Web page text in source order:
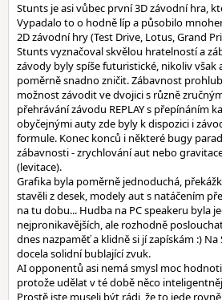
Stunts je asi vůbec první 3D závodní hra,
Vypadalo to o hodně líp a působilo
2D závodní hry (Test Drive, Lotus, Grand
Stunts vyznačoval skvělou hratelností a
závody byly spíše futuristické, nikoliv však
poměrně snadno zničit. Zábavnost
možnost závodit ve dvojici s různě
přehrávání závodu REPLAY s přepínáním
obyčejnými auty zde byly k dispozici i
formule. Konec konců i některé bugy
zábavnosti - zrychlování aut nebo
(levitace).
Grafika byla poměrně jednoduchá,
stavěli z desek, modely aut s natáčením
na tu dobu... Hudba na PC speakeru byla
nejpronikavějších, ale rozhodně
dnes nazpaměť a klidně si jí zapískám :)
docela solidní bublající zvuk.
AI opponentů asi nemá smysl moc
protože udělat v té době něco
Prostě jste museli být rádi, že to jede